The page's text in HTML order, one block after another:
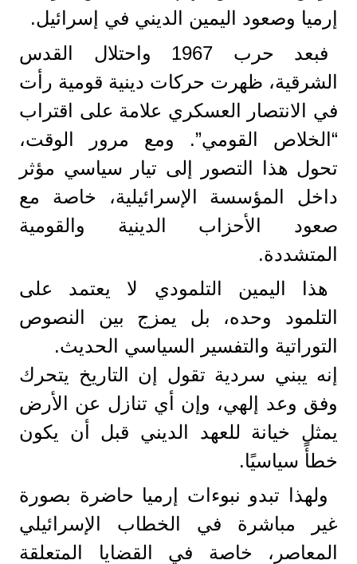
إرميا وصعود اليمين الديني في إسرائيل.
فبعد حرب 1967 واحتلال القدس
الشرقية، ظهرت حركات دينية قومية رأت
في الانتصار العسكري علامة على اقتراب
“الخلاص القومي”. ومع مرور الوقت،
تحول هذا التصور إلى تيار سياسي مؤثر
داخل المؤسسة الإسرائيلية، خاصة مع
صعود الأحزاب الدينية والقومية
المتشددة.
هذا اليمين التلمودي لا يعتمد على
التلمود وحده، بل يمزج بين النصوص
التوراتية والتفسير السياسي الحديث.
إنه يبني سردية تقول إن التاريخ يتحرك
وفق وعد إلهي، وإن أي تنازل عن الأرض
يمثل خيانة للعهد الديني قبل أن يكون
خطأً سياسيًا.
ولهذا تبدو نبوءات إرميا حاضرة بصورة
غير مباشرة في الخطاب الإسرائيلي
المعاصر، خاصة في القضايا المتعلقة